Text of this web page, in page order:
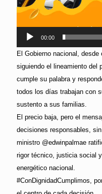
00:00
El Gobierno nacional,
siguiendo el lineamiento del
cumple su palabra y
todos los días trabajan con
sustento a sus familias.
El precio baja, pero el
decisiones responsables,
ministro @edwinpalmae
rigor técnico, justicia social
energético nacional.
#ConDignidadCumplimos,